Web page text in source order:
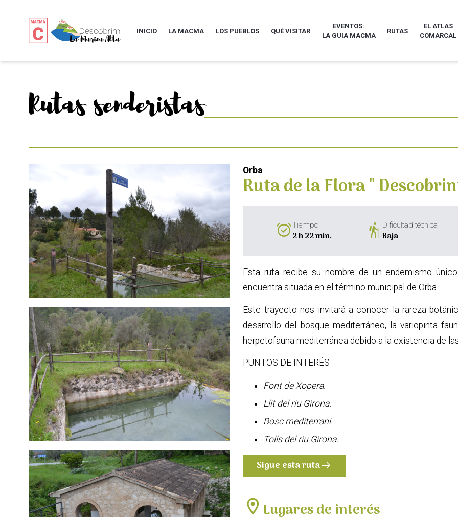
INICIO LA MACMA LOS PUEBLOS QUÉ VISITAR
EVENTOS:
LA GUIA MACMA
RUTAS
EL ATLAS
COMARCAL
Rutas senderistas
Orba
Ruta de la Flora "
alarm_onTiempo
2 h 22 min. hikingDificultad técnica
Baja
Esta ruta recibe su nombre de un endemismo
encuentra situada en el término municipal de Orba.
Este trayecto nos invitará a conocer la rareza
desarrollo del bosque mediterráneo, la variopinta
herpetofauna mediterránea debido a la existencia de
PUNTOS DE INTERÉS
Font de Xopera.
Llit del riu Girona.
Bosc mediterrani.
Tolls del riu Girona.
Sigue esta rutaarrow_right_alt
location_on Lugares de interés